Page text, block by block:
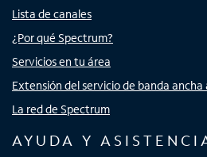
Lista de canales
¿Por qué Spectrum?
Servicios en tu área
Extensión del servicio de banda ancha
La red de Spectrum
AYUDA Y